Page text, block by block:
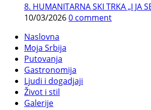
8. HUMANITARNA SKI TRKA „I JA
10/03/20260 comment
Naslovna
Moja Srbija
Putovanja
Gastronomija
Ljudi i dogadjaji
Život i stil
Galerije